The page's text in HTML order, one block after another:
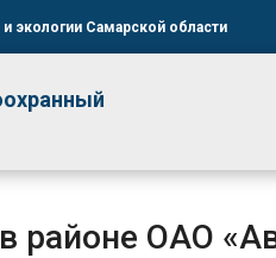
районе ОАО
экологии Самарской области